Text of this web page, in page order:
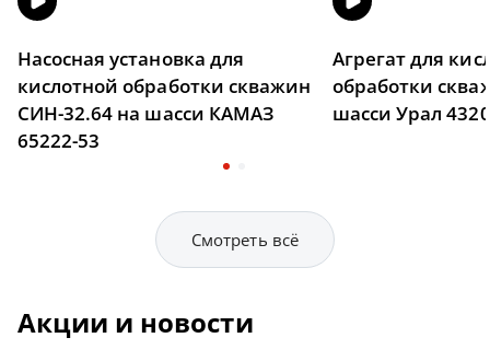
Насосная установка для
кислотной обработки скважин
СИН-32.64 на шасси КАМАЗ
65222-53
Агрегат для
обработки
шасси Урал
Смотреть всё
Акции и новости